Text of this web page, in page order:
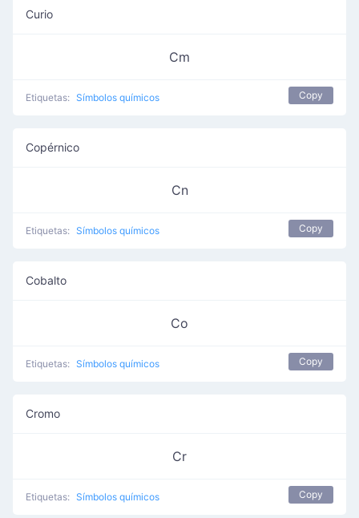
Curio
Cm
Etiquetas: Símbolos químicos Copy
Copérnico
Cn
Etiquetas: Símbolos químicos Copy
Cobalto
Co
Etiquetas: Símbolos químicos Copy
Cromo
Cr
Etiquetas: Símbolos químicos Copy